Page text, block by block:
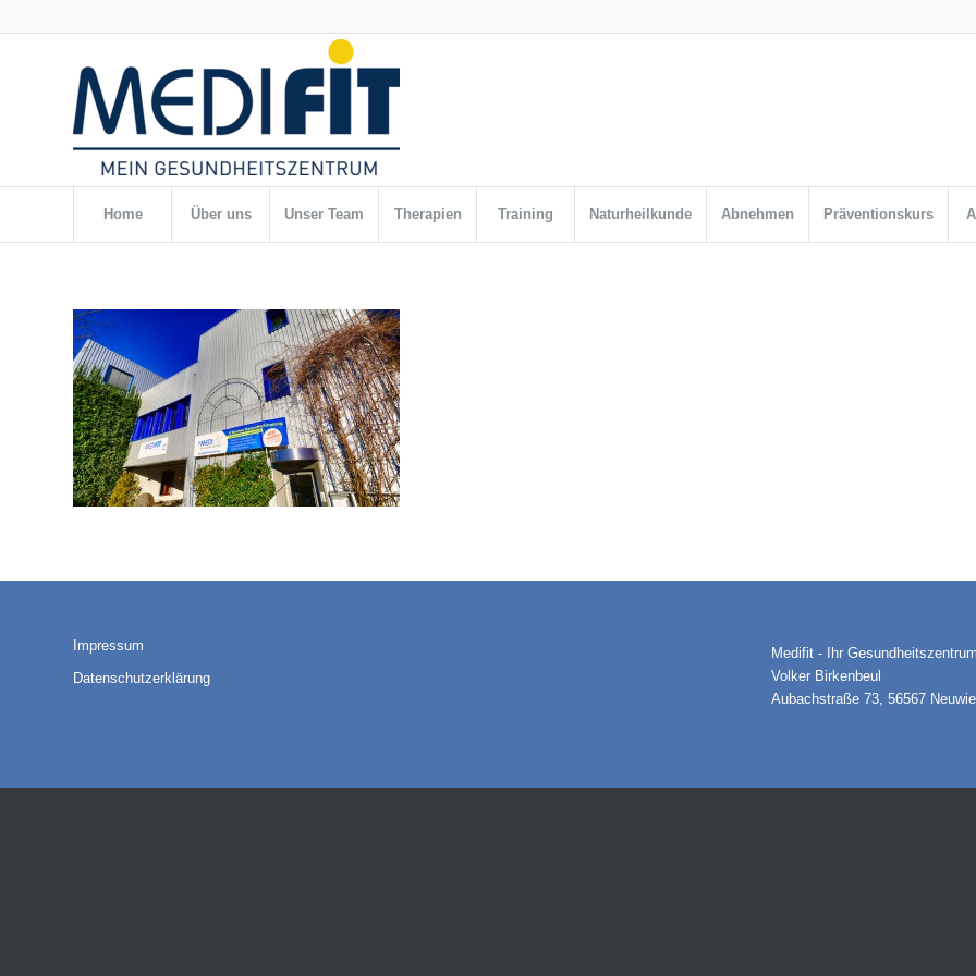
Home Über uns Unser Team Therapien Training Naturheilkunde Abnehmen Präventionskurs
Impressum
Datenschutzerklärung
Medifit - Ihr
Volker Birkenbeul
Aubachstraße 73, 56567